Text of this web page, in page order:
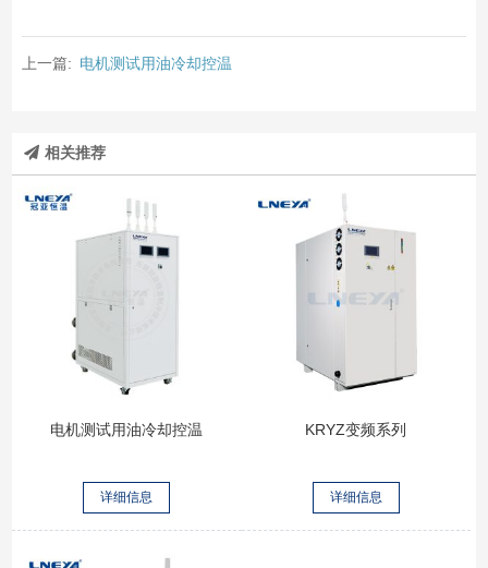
上一篇: 电机测试用油冷却控温
相关推荐
电机测试用油冷却控温
详细信息
KRYZ变频系列
详细信息